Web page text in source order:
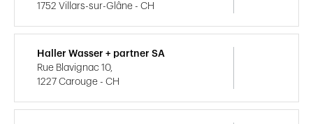
1752 Villars-sur-Glâne - CH
Haller Wasser + partner SA
Rue Blavignac 10,
1227 Carouge - CH